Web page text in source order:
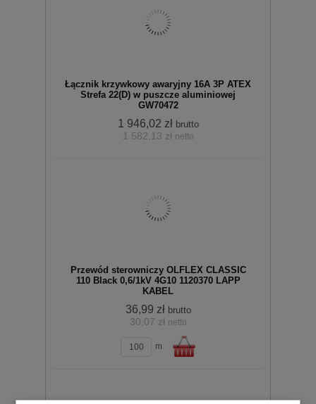
Łącznik krzywkowy awaryjny 16A 3P ATEX
Strefa 22(D) w puszcze aluminiowej
GW70472
1 946,02 zł brutto
1 582,13 zł netto
zobacz szczegóły
Przewód sterowniczy OLFLEX CLASSIC
110 Black 0,6/1kV 4G10 1120370 LAPP
KABEL
36,99 zł brutto
30,07 zł netto
m
zobacz szczegóły